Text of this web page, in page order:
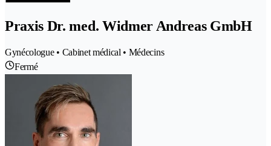
Praxis Dr. med. Widmer Andreas GmbH
Gynécologue • Cabinet médical • Médecins
Fermé